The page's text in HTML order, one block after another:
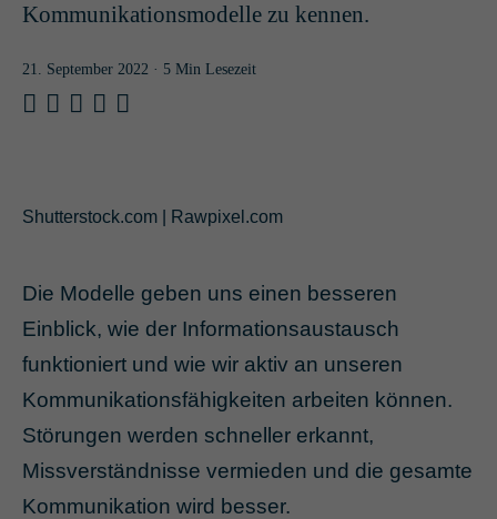
Kommunikationsmodelle zu kennen.
21. September 2022 · 5 Min Lesezeit
Shutterstock.com | Rawpixel.com
Die Modelle geben uns einen besseren
Einblick, wie der Informationsaustausch
funktioniert und wie wir aktiv an unseren
Kommunikationsfähigkeiten arbeiten können.
Störungen werden schneller erkannt,
Missverständnisse vermieden und die gesamte
Kommunikation wird besser.